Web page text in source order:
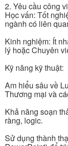
2. Yêu cầu công
Học vấn: Tốt
ngành có liên
Kinh nghiệm: Ít
lý hoặc Chuyên
Kỹ năng kỹ thuật:
Am hiểu sâu về
Thương mại và
Khả năng soạn
ràng, logic.
Sử dụng thành